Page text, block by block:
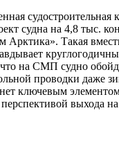
судостроительная
судна на 4,8 тыс.
Арктика». Такая
на СМП судно
проводки даже
ключевым
выхода